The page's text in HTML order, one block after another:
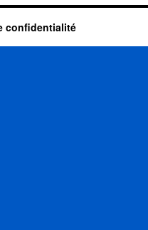
confidentialité